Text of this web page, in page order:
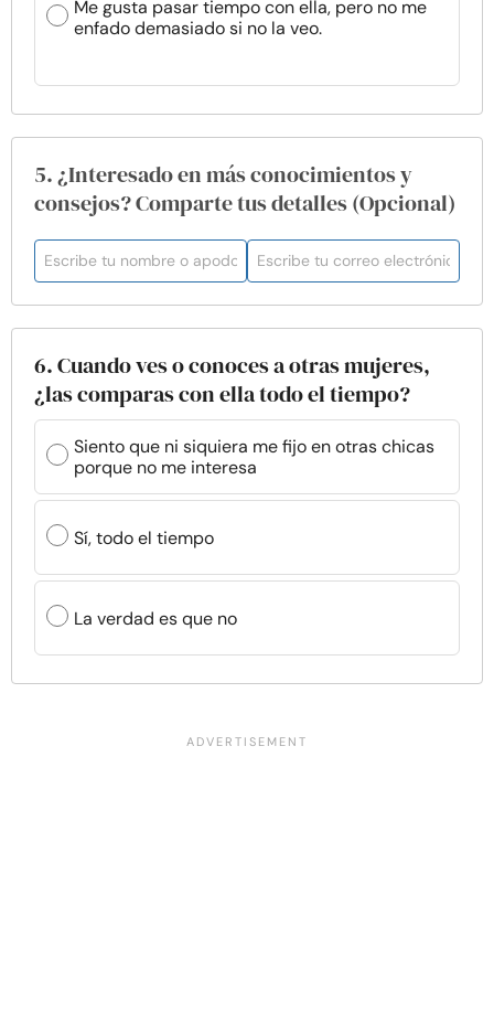
Me gusta pasar tiempo con ella, pero no me
enfado demasiado si no la veo.
5. ¿Interesado en más conocimientos y
consejos? Comparte tus detalles (Opcional)
6. Cuando ves o conoces a otras mujeres,
¿las comparas con ella todo el tiempo?
Siento que ni siquiera me fijo en otras chicas
porque no me interesa
Sí, todo el tiempo
La verdad es que no